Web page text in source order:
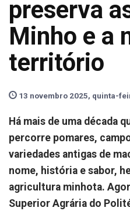
preserva
Minho e a
território
13 novembro 2025, quinta-
Há mais de uma década
percorre pomares,
variedades antigas de
nome, história e sabor,
agricultura minhota.
Superior Agrária do